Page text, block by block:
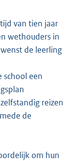
van tien jaar
wethouders in
de leerling
school een
reizen
de
om hun